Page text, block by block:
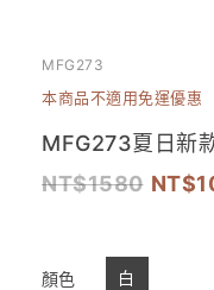
MFG273
本商品不適用免運優惠
MFG273夏日新
1580
顏色 白